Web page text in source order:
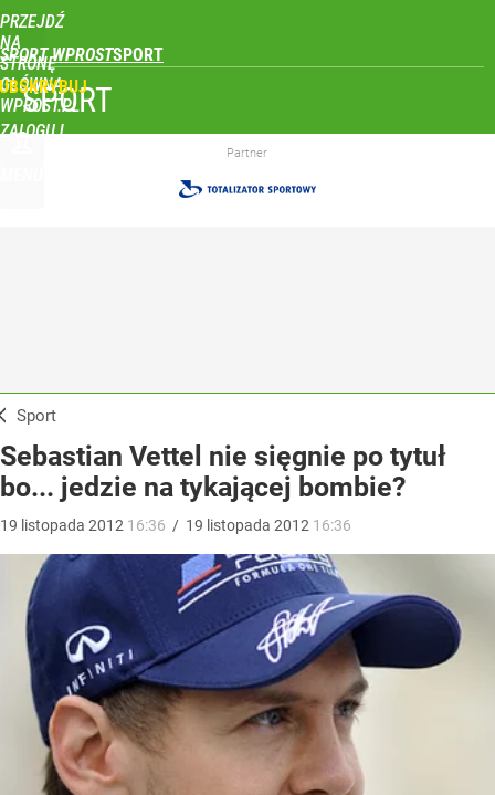
PRZEJDŹ
NA
STRONĘ
GŁÓWNĄ
WPROST.PL
SPORT WPROST
ZALOGUJ
SPORT
Partner
Sport
Sebastian Vettel nie sięgnie po tytuł
bo... jedzie na tykającej bombie?
19 listopada 2012 16:36 / 19 listopada 2012 16:36